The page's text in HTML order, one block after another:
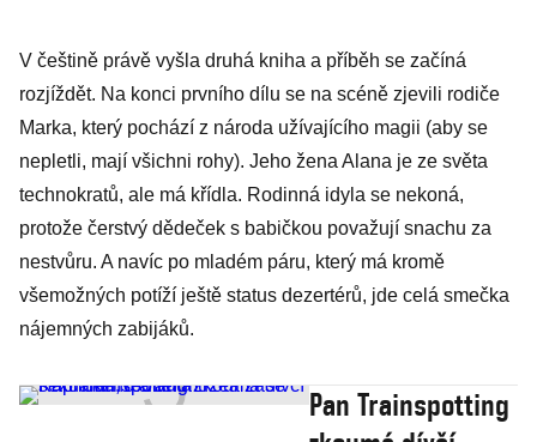
V češtině právě vyšla druhá kniha a příběh se začíná
rozjíždět. Na konci prvního dílu se na scéně zjevili rodiče
Marka, který pochází z národa užívajícího magii (aby se
nepletli, mají všichni rohy). Jeho žena Alana je ze světa
technokratů, ale má křídla. Rodinná idyla se nekoná,
protože čerstvý dědeček s babičkou považují snachu za
nestvůru. A navíc po mladém páru, který má kromě
všemožných potíží ještě status dezertérů, jde celá smečka
nájemných zabijáků.
Pan Trainspotting